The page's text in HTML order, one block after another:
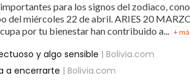
para los signos del zodiaco,
del miércoles 22 de abril. ARIES 20
por tu bienestar han contribuido a... +
y algo sensible | Bolivia.com
a encerrarte | Bolivia.com